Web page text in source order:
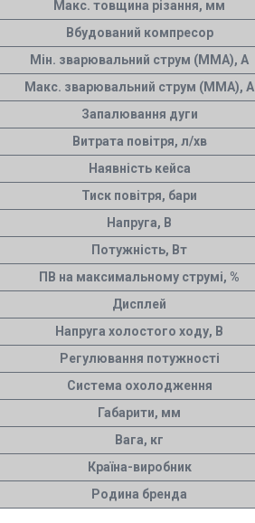
Макс. товщина різання, мм
Вбудований компресор
Мін. зварювальний струм (MMA), А
Макс. зварювальний струм (MMA), А
Запалювання дуги
Витрата повітря, л/хв
Наявність кейса
Тиск повітря, бари
Напруга, В
Потужність, Вт
ПВ на максимальному струмі, %
Дисплей
Напруга холостого ходу, В
Регулювання потужності
Система охолодження
Габарити, мм
Вага, кг
Країна-виробник
Родина бренда